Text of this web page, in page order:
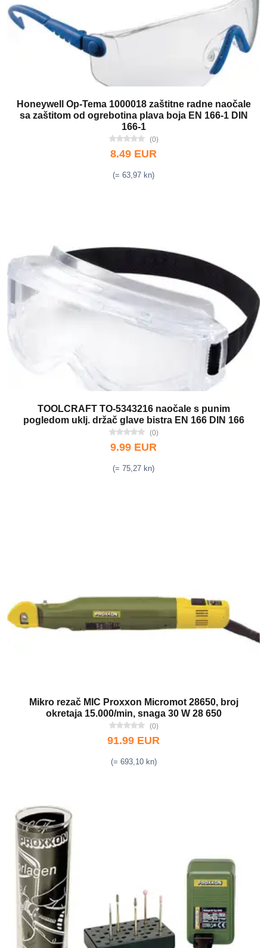
Honeywell Op-Tema 1000018 zaštitne radne naočale
sa zaštitom od ogrebotina plava boja EN 166-1 DIN
166-1
(0)
8.49 EUR
(= 63,97 kn)
TOOLCRAFT TO-5343216 naočale s punim
pogledom uklj. držač glave bistra EN 166 DIN 166
(0)
9.99 EUR
(= 75,27 kn)
Mikro rezač MIC Proxxon Micromot 28650, broj
okretaja 15.000/min, snaga 30 W 28 650
(0)
91.99 EUR
(= 693,10 kn)